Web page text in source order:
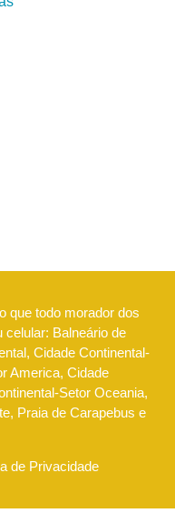
que todo morador dos
Balneário de
Cidade Continental-
America, Cidade
Setor Oceania,
Praia de Carapebus e
de Privacidade